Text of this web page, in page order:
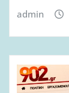
admin